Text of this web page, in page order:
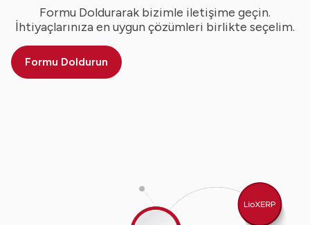
Formu Doldurarak bizimle iletişime geçin.
İhtiyaçlarınıza en uygun çözümleri birlikte seçelim.
Formu Doldurun